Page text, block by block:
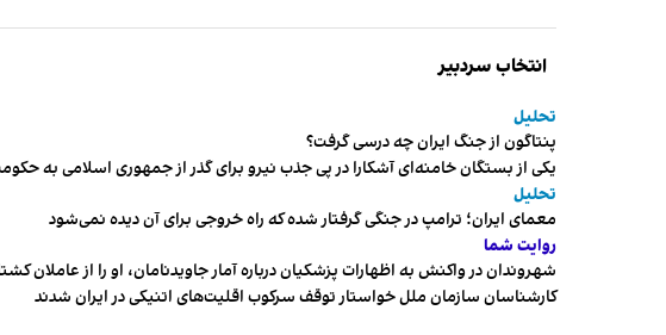
انتخاب سردبیر
تحلیل
پنتاگون از جنگ ایران چه درسی گرفت؟
یکی از بستگان خامنه‌ای آشکارا در پی جذب نیرو برای گذر از جمهوری اسلامی به
تحلیل
معمای ایران؛ ترامپ در جنگی گرفتار شده که راه خروجی برای آن دیده نمی‌شود
روایت شما
شهروندان در واکنش به اظهارات پزشکیان درباره آمار جاویدنامان، او را از عاملان
کارشناسان سازمان ملل خواستار توقف سرکوب اقلیت‌های اتنیکی در ایران شدند